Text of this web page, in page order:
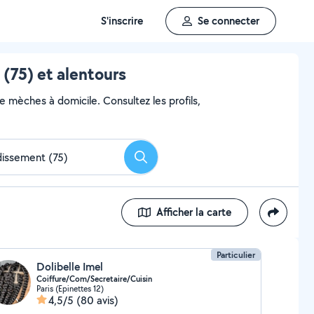
S'inscrire Se connecter
(75) et alentours
mèches à domicile. Consultez les profils,
Rechercher
Afficher la carte
Particulier
Dolibelle Imel
Coiffure/Com/Secretaire/Cuisin
Paris (Epinettes 12)
4,5/5 (80 avis)